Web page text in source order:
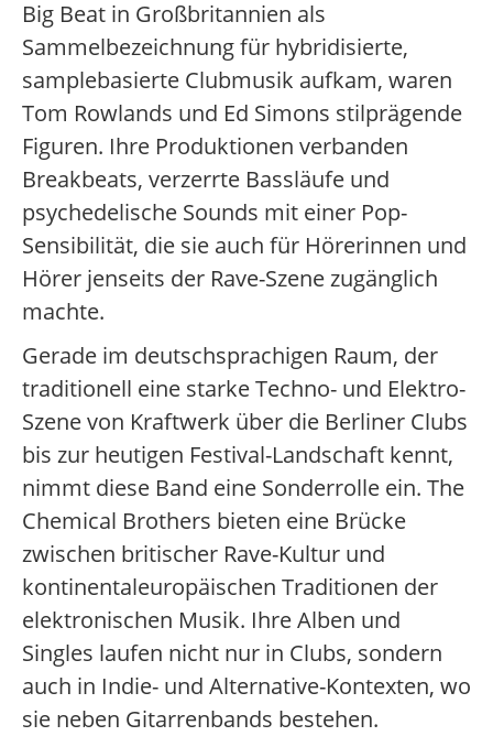
Big Beat in Großbritannien als
Sammelbezeichnung für hybridisierte,
samplebasierte Clubmusik aufkam, waren
Tom Rowlands und Ed Simons stilprägende
Figuren. Ihre Produktionen verbanden
Breakbeats, verzerrte Bassläufe und
psychedelische Sounds mit einer Pop-
Sensibilität, die sie auch für Hörerinnen und
Hörer jenseits der Rave-Szene zugänglich
machte.
Gerade im deutschsprachigen Raum, der
traditionell eine starke Techno- und Elektro-
Szene von Kraftwerk über die Berliner Clubs
bis zur heutigen Festival-Landschaft kennt,
nimmt diese Band eine Sonderrolle ein. The
Chemical Brothers bieten eine Brücke
zwischen britischer Rave-Kultur und
kontinentaleuropäischen Traditionen der
elektronischen Musik. Ihre Alben und
Singles laufen nicht nur in Clubs, sondern
auch in Indie- und Alternative-Kontexten, wo
sie neben Gitarrenbands bestehen.